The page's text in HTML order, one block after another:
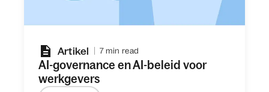
Artikel 7 min read
AI-governance en AI-beleid voor
werkgevers